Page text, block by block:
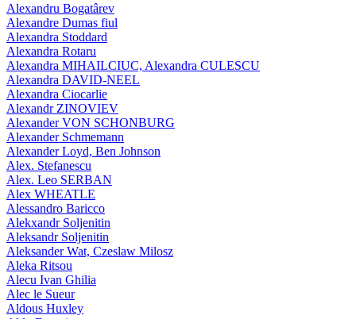
Alexandru Bogatârev
Alexandre Dumas fiul
Alexandra Stoddard
Alexandra Rotaru
Alexandra MIHAILCIUC, Alexandra CULESCU
Alexandra DAVID-NEEL
Alexandra Ciocarlie
Alexandr ZINOVIEV
Alexander VON SCHONBURG
Alexander Schmemann
Alexander Loyd, Ben Johnson
Alex. Stefanescu
Alex. Leo SERBAN
Alex WHEATLE
Alessandro Baricco
Alekxandr Soljenitin
Aleksandr Soljenitin
Aleksander Wat, Czeslaw Milosz
Aleka Ritsou
Alecu Ivan Ghilia
Alec le Sueur
Aldous Huxley